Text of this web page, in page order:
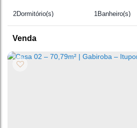
2 Dormitório(s) 1 Banheiro(s)